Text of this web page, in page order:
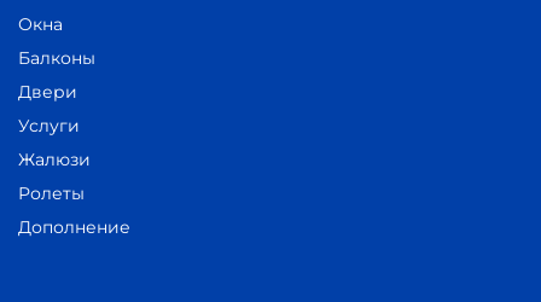
Окна
Балконы
Двери
Услуги
Жалюзи
Ролеты
Дополнение